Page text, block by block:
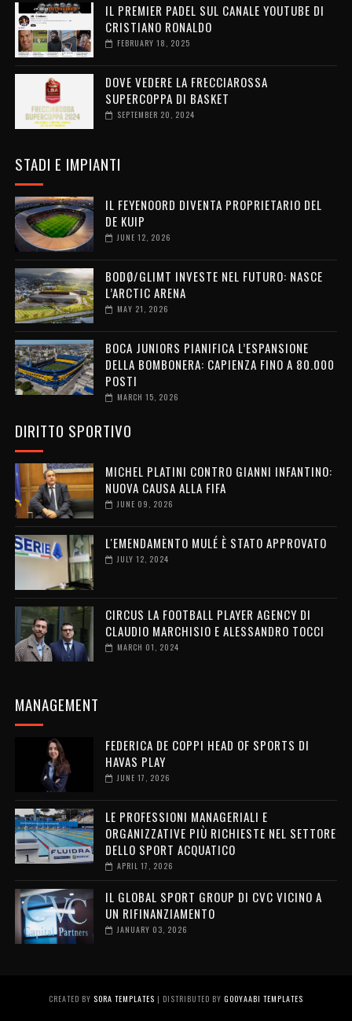
IL PREMIER PADEL SUL CANALE YOUTUBE DI
CRISTIANO RONALDO
FEBRUARY 18, 2025
DOVE VEDERE LA FRECCIAROSSA
SUPERCOPPA DI BASKET
SEPTEMBER 20, 2024
STADI E IMPIANTI
IL FEYENOORD DIVENTA PROPRIETARIO DEL
DE KUIP
JUNE 12, 2026
BODØ/GLIMT INVESTE NEL FUTURO: NASCE
L’ARCTIC ARENA
MAY 21, 2026
BOCA JUNIORS PIANIFICA L’ESPANSIONE
DELLA BOMBONERA: CAPIENZA FINO A 80.000
POSTI
MARCH 15, 2026
DIRITTO SPORTIVO
MICHEL PLATINI CONTRO GIANNI INFANTINO:
NUOVA CAUSA ALLA FIFA
JUNE 09, 2026
L'EMENDAMENTO MULÉ È STATO APPROVATO
JULY 12, 2024
CIRCUS LA FOOTBALL PLAYER AGENCY DI
CLAUDIO MARCHISIO E ALESSANDRO TOCCI
MARCH 01, 2024
MANAGEMENT
FEDERICA DE COPPI HEAD OF SPORTS DI
HAVAS PLAY
JUNE 17, 2026
LE PROFESSIONI MANAGERIALI E
ORGANIZZATIVE PIÙ RICHIESTE NEL SETTORE
DELLO SPORT ACQUATICO
APRIL 17, 2026
IL GLOBAL SPORT GROUP DI CVC VICINO A
UN RIFINANZIAMENTO
JANUARY 03, 2026
CREATED BY SORA TEMPLATES | DISTRIBUTED BY GOOYAABI TEMPLATES